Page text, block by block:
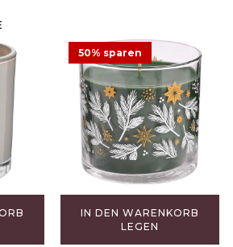
50% sparen
IN DEN WARENKORB
LEGEN